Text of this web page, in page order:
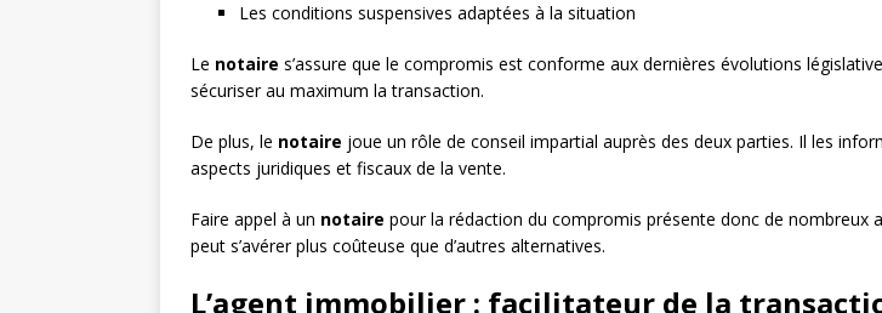
Les conditions suspensives adaptées à la situation
Le notaire s’assure que le compromis est conforme aux dernières évolutions
sécuriser au maximum la transaction.
De plus, le notaire joue un rôle de conseil impartial auprès des deux parties. Il les
aspects juridiques et fiscaux de la vente.
Faire appel à un notaire pour la rédaction du compromis présente donc de nombreux
peut s’avérer plus coûteuse que d’autres alternatives.
L’agent immobilier : facilitateur de la